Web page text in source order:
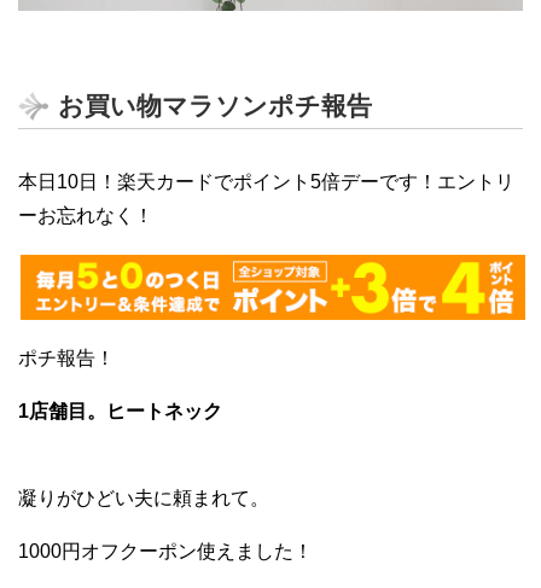
お買い物マラソンポチ報告
本日10日！楽天カードでポイント5倍デーです！エントリ
ーお忘れなく！
ポチ報告！
1店舗目。ヒートネック
凝りがひどい夫に頼まれて。
1000円オフクーポン使えました！